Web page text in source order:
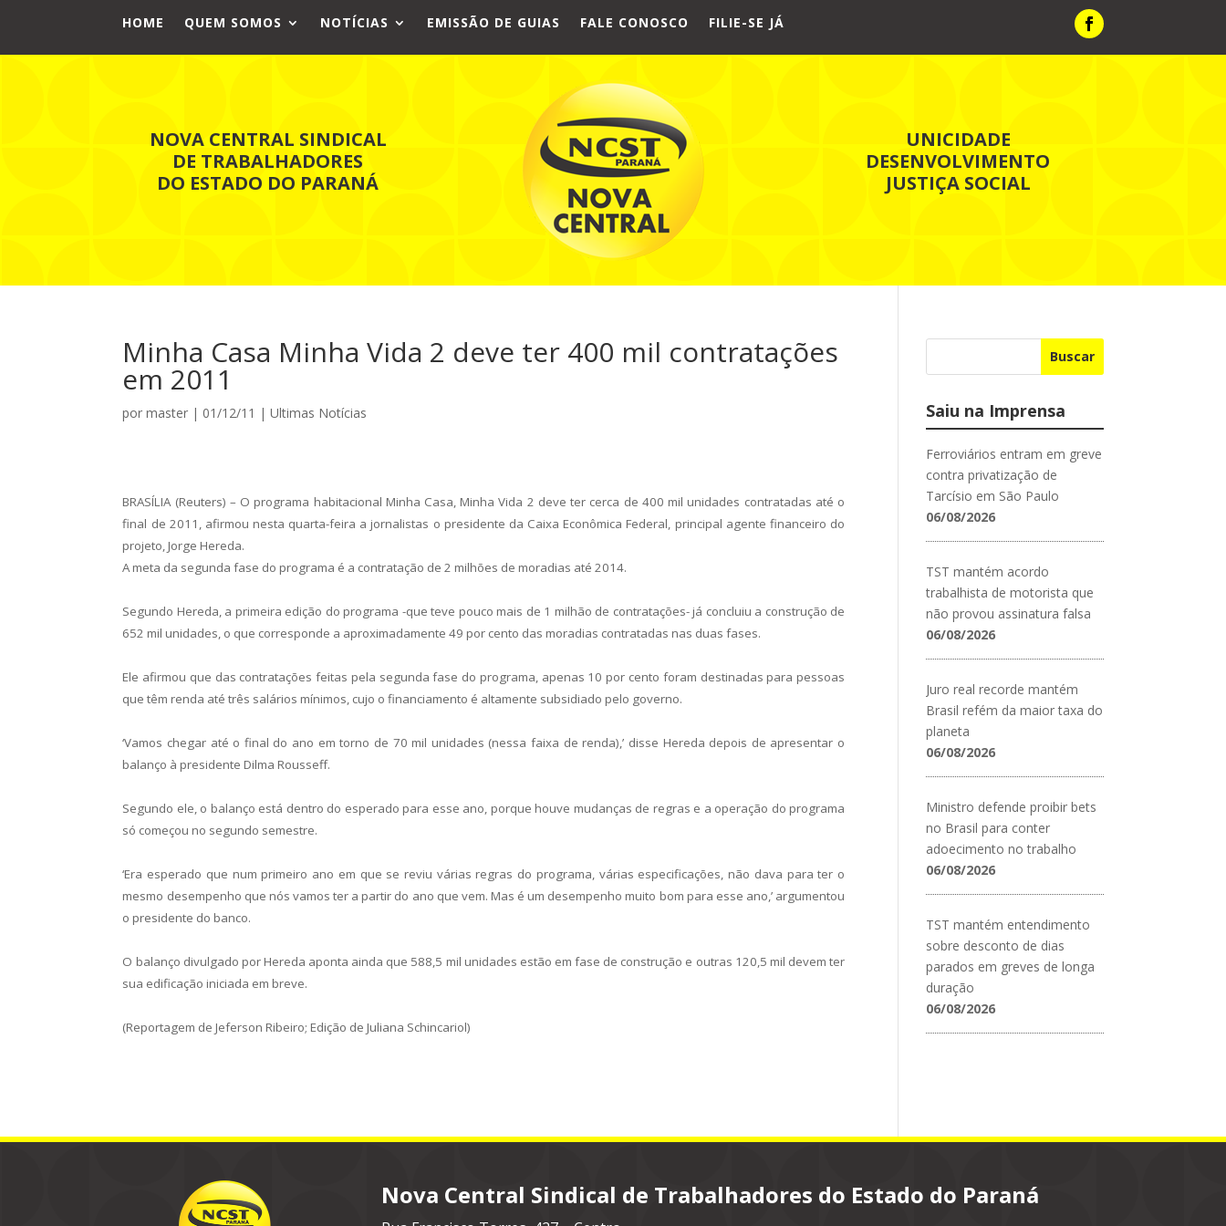
HOME QUEM SOMOS NOTÍCIAS EMISSÃO DE GUIAS FALE CONOSCO FILIE-SE JÁ
NOVA CENTRAL SINDICAL
DE TRABALHADORES
DO ESTADO DO PARANÁ
UNICIDADE
DESENVOLVIMENTO
JUSTIÇA SOCIAL
Minha Casa Minha Vida 2 deve ter 400 mil contratações
em 2011
pormaster | 01/12/11 |Ultimas Notícias
BRASÍLIA (Reuters) – O programa habitacional Minha Casa, Minha Vida 2 deve ter cerca de 400 mil unidades contratadas até o
final de 2011, afirmou nesta quarta-feira a jornalistas o presidente da Caixa Econômica Federal, principal agente financeiro do
projeto, Jorge Hereda.
A meta da segunda fase do programa é a contratação de 2 milhões de moradias até 2014.
Segundo Hereda, a primeira edição do programa -que teve pouco mais de 1 milhão de contratações- já concluiu a construção de
652 mil unidades, o que corresponde a aproximadamente 49 por cento das moradias contratadas nas duas fases.
Ele afirmou que das contratações feitas pela segunda fase do programa, apenas 10 por cento foram destinadas para pessoas
que têm renda até três salários mínimos, cujo o financiamento é altamente subsidiado pelo governo.
‘Vamos chegar até o final do ano em torno de 70 mil unidades (nessa faixa de renda),’ disse Hereda depois de apresentar o
balanço à presidente Dilma Rousseff.
Segundo ele, o balanço está dentro do esperado para esse ano, porque houve mudanças de regras e a operação do programa
só começou no segundo semestre.
‘Era esperado que num primeiro ano em que se reviu várias regras do programa, várias especificações, não dava para ter o
mesmo desempenho que nós vamos ter a partir do ano que vem. Mas é um desempenho muito bom para esse ano,’ argumentou
o presidente do banco.
O balanço divulgado por Hereda aponta ainda que 588,5 mil unidades estão em fase de construção e outras 120,5 mil devem ter
sua edificação iniciada em breve.
(Reportagem de Jeferson Ribeiro; Edição de Juliana Schincariol)
Buscar
Saiu na Imprensa
Ferroviários entram em greve
contra privatização de
Tarcísio em São Paulo
06/08/2026
TST mantém acordo
trabalhista de motorista que
não provou assinatura falsa
06/08/2026
Juro real recorde mantém
Brasil refém da maior taxa do
planeta
06/08/2026
Ministro defende proibir bets
no Brasil para conter
adoecimento no trabalho
06/08/2026
TST mantém entendimento
sobre desconto de dias
parados em greves de longa
duração
06/08/2026
Nova Central Sindical de Trabalhadores do Estado do Paraná